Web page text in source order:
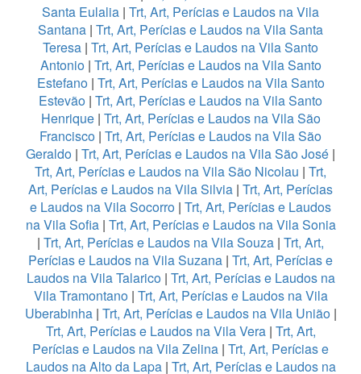
Santa Eulalia | Trt, Art, Perícias e Laudos na Vila
Santana | Trt, Art, Perícias e Laudos na Vila Santa
Teresa | Trt, Art, Perícias e Laudos na Vila Santo
Antonio| Trt, Art, Perícias e Laudos na Vila Santo
Estefano| Trt, Art, Perícias e Laudos na Vila Santo
Estevão | Trt, Art, Perícias e Laudos na Vila Santo
Henrique| Trt, Art, Perícias e Laudos na Vila São
Francisco | Trt, Art, Perícias e Laudos na Vila São
Geraldo | Trt, Art, Perícias e Laudos na Vila São José |
Trt, Art, Perícias e Laudos na Vila São Nicolau | Trt,
Art, Perícias e Laudos na Vila Silvia | Trt, Art, Perícias
e Laudos na Vila Socorro | Trt, Art, Perícias e Laudos
na Vila Sofia| Trt, Art, Perícias e Laudos na Vila Sonia
| Trt, Art, Perícias e Laudos na Vila Souza | Trt, Art,
Perícias e Laudos na Vila Suzana | Trt, Art, Perícias e
Laudos na Vila Talarico| Trt, Art, Perícias e Laudos na
Vila Tramontano| Trt, Art, Perícias e Laudos na Vila
Uberabinha| Trt, Art, Perícias e Laudos na Vila União|
Trt, Art, Perícias e Laudos na Vila Vera| Trt, Art,
Perícias e Laudos na Vila Zelina | Trt, Art, Perícias e
Laudos na Alto da Lapa| Trt, Art, Perícias e Laudos na